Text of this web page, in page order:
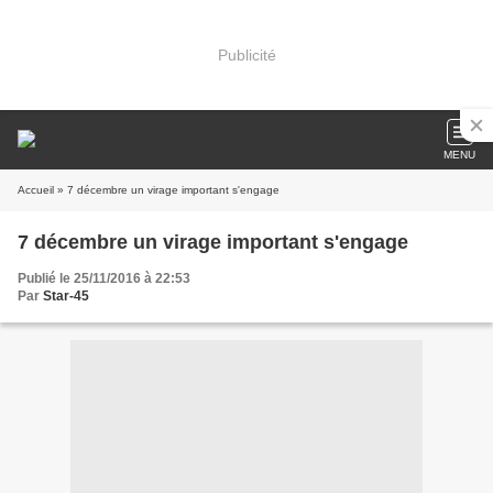
Publicité
MENU
Accueil » 7 décembre un virage important s'engage
7 décembre un virage important s'engage
Publié le 25/11/2016 à 22:53
Par Star-45